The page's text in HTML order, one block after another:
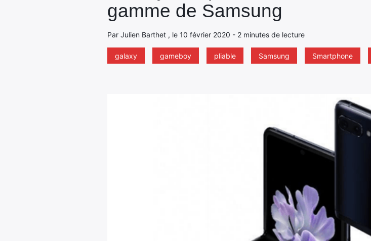
gamme de Samsung
Par Julien Barthet , le 10 février 2020 - 2 minutes de lecture
galaxy gameboy pliable Samsung Smartphone